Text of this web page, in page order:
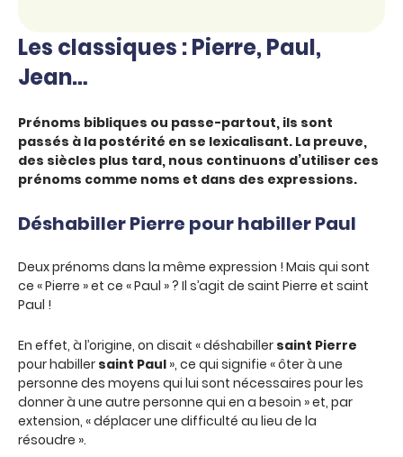
Les classiques : Pierre, Paul,
Jean…
Prénoms bibliques ou passe-partout, ils sont
passés à la postérité en se lexicalisant. La preuve,
des siècles plus tard, nous continuons d’utiliser ces
prénoms comme noms et dans des expressions.
Déshabiller Pierre pour habiller Paul
Deux prénoms dans la même expression ! Mais qui sont
ce « Pierre » et ce « Paul » ? Il s’agit de saint Pierre et saint
Paul !
En effet, à l’origine, on disait « déshabiller saint Pierre
pour habiller saint Paul », ce qui signifie « ôter à une
personne des moyens qui lui sont nécessaires pour les
donner à une autre personne qui en a besoin » et, par
extension, « déplacer une difficulté au lieu de la
résoudre ».